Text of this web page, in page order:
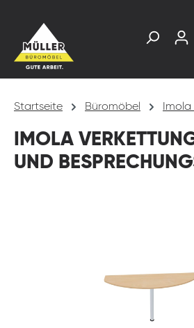
Startseite Büromöbel Imola
IMOLA
UND